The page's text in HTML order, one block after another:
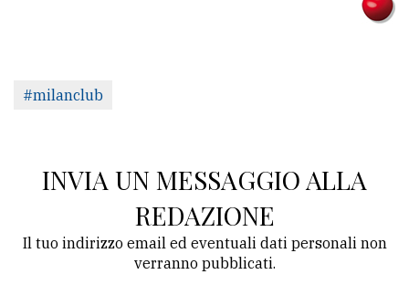
#milanclub
INVIA UN MESSAGGIO ALLA
REDAZIONE
Il tuo indirizzo email ed eventuali dati personali non
verranno pubblicati.